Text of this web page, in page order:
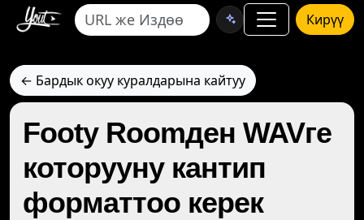
Кирүү
← Бардык окуу куралдарына кайтуу
Footy Roomден WAVге
которууну кантип
форматтоо керек